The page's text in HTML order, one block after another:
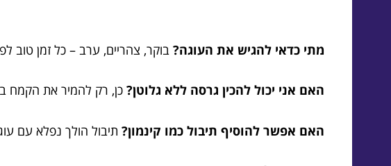
מתי כדאי להגיש את העוגה? בוקר, צהריים, ערב – כל זמן טוב
האם אני יכול להכין גרסה ללא גלוטן? כן, רק להמיר את הקמח
האם אפשר להוסיף תיבול כמו קינמון? תיבול הולך נפלא עם